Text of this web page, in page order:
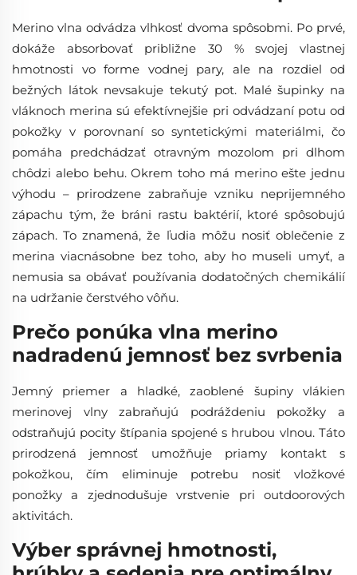
Merino vlna odvádza vlhkosť dvoma spôsobmi. Po prvé,
dokáže absorbovať približne 30 % svojej vlastnej
hmotnosti vo forme vodnej pary, ale na rozdiel od
bežných látok nevsakuje tekutý pot. Malé šupinky na
vláknoch merina sú efektívnejšie pri odvádzaní potu od
pokožky v porovnaní so syntetickými materiálmi, čo
pomáha predchádzať otravným mozolom pri dlhom
chôdzi alebo behu. Okrem toho má merino ešte jednu
výhodu – prirodzene zabraňuje vzniku neprijemného
zápachu tým, že bráni rastu baktérií, ktoré spôsobujú
zápach. To znamená, že ľudia môžu nosiť oblečenie z
merina viacnásobne bez toho, aby ho museli umyť, a
nemusia sa obávať používania dodatočných chemikálií
na udržanie čerstvého vôňu.
Prečo ponúka vlna merino
nadradenú jemnosť bez svrbenia
Jemný priemer a hladké, zaoblené šupiny vlákien
merinovej vlny zabraňujú podráždeniu pokožky a
odstraňujú pocity štípania spojené s hrubou vlnou. Táto
prirodzená jemnosť umožňuje priamy kontakt s
pokožkou, čím eliminuje potrebu nosiť vložkové
ponožky a zjednodušuje vrstvenie pri outdoorových
aktivitách.
Výber správnej hmotnosti,